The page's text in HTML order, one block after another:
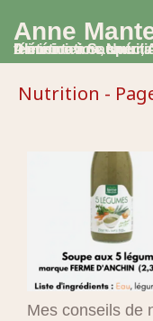
Anne
Diététicienne Nutritionniste, Experte en Nutrition et
Nutrition -
Mes conseils de